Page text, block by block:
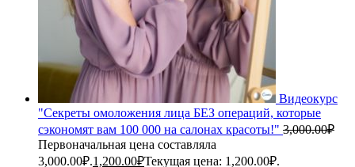
Видеокурс
"Секреты омоложения лица БЕЗ операций, которые
сэкономят вам 100 000 на салонах красоты!" 3,000.00₽
Первоначальная цена составляла
3,000.00₽.1,200.00₽Текущая цена: 1,200.00₽.